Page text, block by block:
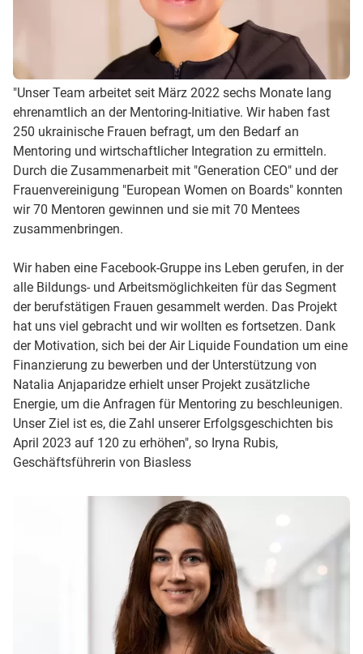
"Unser Team arbeitet seit März 2022 sechs Monate lang
ehrenamtlich an der Mentoring-Initiative. Wir haben fast
250 ukrainische Frauen befragt, um den Bedarf an
Mentoring und wirtschaftlicher Integration zu ermitteln.
Durch die Zusammenarbeit mit "Generation CEO" und der
Frauenvereinigung "European Women on Boards" konnten
wir 70 Mentoren gewinnen und sie mit 70 Mentees
zusammenbringen.
Wir haben eine Facebook-Gruppe ins Leben gerufen, in der
alle Bildungs- und Arbeitsmöglichkeiten für das Segment
der berufstätigen Frauen gesammelt werden. Das Projekt
hat uns viel gebracht und wir wollten es fortsetzen. Dank
der Motivation, sich bei der Air Liquide Foundation um eine
Finanzierung zu bewerben und der Unterstützung von
Natalia Anjaparidze erhielt unser Projekt zusätzliche
Energie, um die Anfragen für Mentoring zu beschleunigen.
Unser Ziel ist es, die Zahl unserer Erfolgsgeschichten bis
April 2023 auf 120 zu erhöhen", so Iryna Rubis,
Geschäftsführerin von Biasless